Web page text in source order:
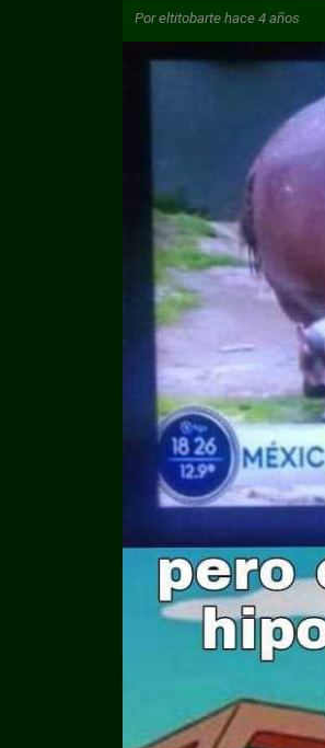
Poreltitobartehace 4 años